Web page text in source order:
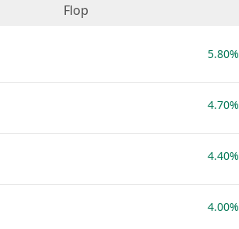
Flop
5.80%
4.70%
4.40%
4.00%